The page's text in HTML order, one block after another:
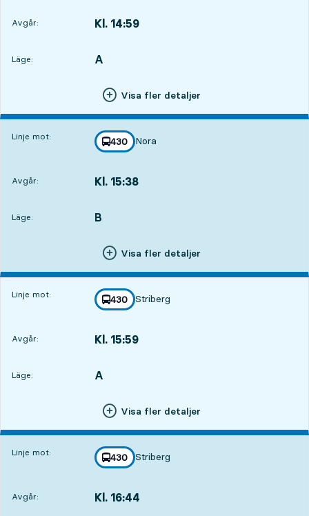
Avgår: Kl. 14:59
Läge:
LÄGE, A
,
Visa fler detaljer
Linje mot: linje
430
mot
Nora
,
Avgår: Kl. 15:38
Läge:
LÄGE, B
,
Visa fler detaljer
Linje mot: linje
430
mot
Striberg
,
Avgår: Kl. 15:59
Läge:
LÄGE, A
,
Visa fler detaljer
Linje mot: linje
430
mot
Striberg
,
Avgår: Kl. 16:44